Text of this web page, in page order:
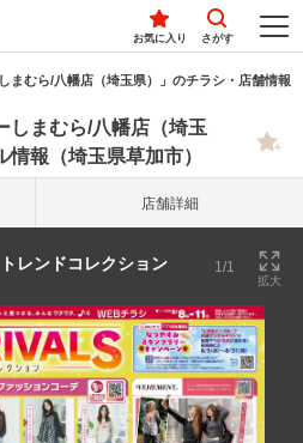
お気に入り さがす
まむら/八幡店（埼玉県）」のチラシ・店舗情報
しまむら/八幡店（埼玉
報（埼玉県草加市）
店舗詳細
レンドコレクション 1/1
拡大